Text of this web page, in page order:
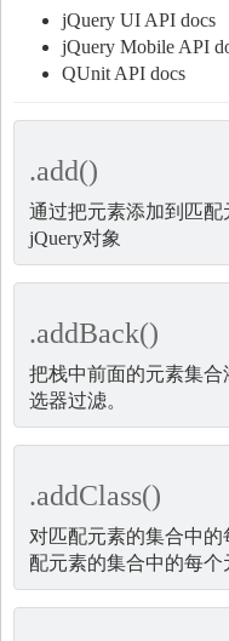
jQuery UI API docs
jQuery Mobile API
QUnit API docs
.add()
通过把元素添加到匹
jQuery对象
.addBack()
把栈中前面的元素集
选器过滤。
.addClass()
对匹配元素的集合中
配元素的集合中的每个